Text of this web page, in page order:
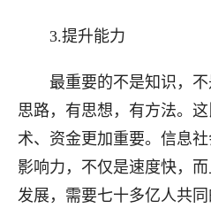
3.提升能力
最重要的不是知识，
思路，有思想，有方法。
术、资金更加重要。信息
影响力，不仅是速度快，
发展，需要七十多亿人共同